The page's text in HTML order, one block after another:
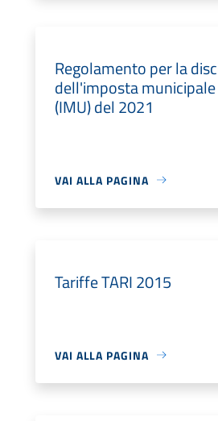
Regolamento per la
dell'imposta
(IMU) del 2021
VAI ALLA PAGINA
Tariffe TARI 2015
VAI ALLA PAGINA